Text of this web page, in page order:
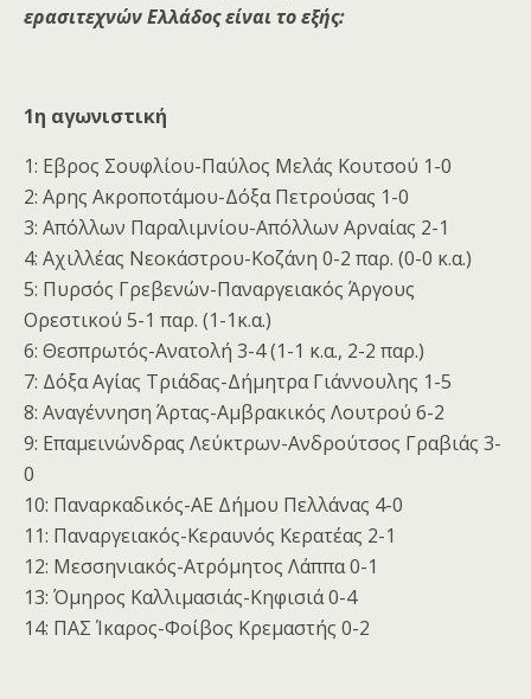
ερασιτεχνών Ελλάδος είναι το εξής:
1η αγωνιστική
1: Εβρος Σουφλίου-Παύλος Μελάς Κουτσού 1-0
2: Αρης Ακροποτάμου-Δόξα Πετρούσας 1-0
3: Απόλλων Παραλιμνίου-Απόλλων Αρναίας 2-1
4: Αχιλλέας Νεοκάστρου-Κοζάνη 0-2 παρ. (0-0 κ.α.)
5: Πυρσός Γρεβενών-Παναργειακός Άργους
Ορεστικού 5-1 παρ. (1-1κ.α.)
6: Θεσπρωτός-Ανατολή 3-4 (1-1 κ.α., 2-2 παρ.)
7: Δόξα Αγίας Τριάδας-Δήμητρα Γιάννουλης 1-5
8: Αναγέννηση Άρτας-Αμβρακικός Λουτρού 6-2
9: Επαμεινώνδρας Λεύκτρων-Ανδρούτσος Γραβιάς 3-
0
10: Παναρκαδικός-ΑΕ Δήμου Πελλάνας 4-0
11: Παναργειακός-Κεραυνός Κερατέας 2-1
12: Μεσσηνιακός-Ατρόμητος Λάππα 0-1
13: Όμηρος Καλλιμασιάς-Κηφισιά 0-4
14: ΠΑΣ Ίκαρος-Φοίβος Κρεμαστής 0-2